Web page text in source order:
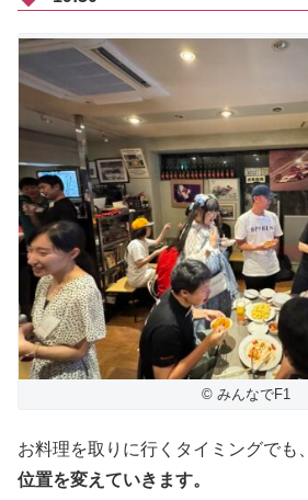
© みんなでF1
お料理を取りに行くタイミングでも、
位置を変えていきます。